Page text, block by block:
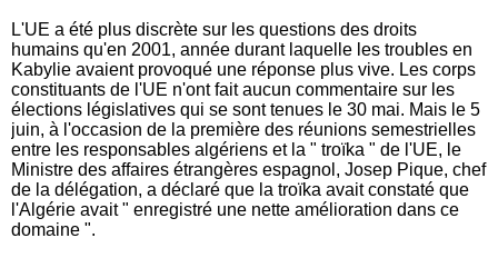
L'UE a été plus discrète sur les questions des droits
humains qu'en 2001, année durant laquelle les troubles en
Kabylie avaient provoqué une réponse plus vive. Les corps
constituants de l'UE n'ont fait aucun commentaire sur les
élections législatives qui se sont tenues le 30 mai. Mais le 5
juin, à l'occasion de la première des réunions semestrielles
entre les responsables algériens et la " troïka " de l'UE, le
Ministre des affaires étrangères espagnol, Josep Pique, chef
de la délégation, a déclaré que la troïka avait constaté que
l'Algérie avait " enregistré une nette amélioration dans ce
domaine ".